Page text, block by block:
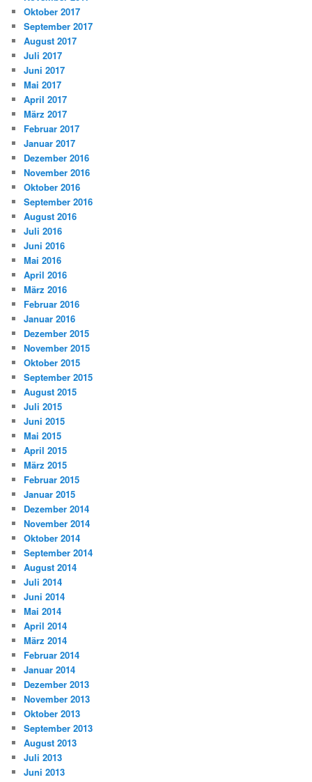
Oktober 2017
September 2017
August 2017
Juli 2017
Juni 2017
Mai 2017
April 2017
März 2017
Februar 2017
Januar 2017
Dezember 2016
November 2016
Oktober 2016
September 2016
August 2016
Juli 2016
Juni 2016
Mai 2016
April 2016
März 2016
Februar 2016
Januar 2016
Dezember 2015
November 2015
Oktober 2015
September 2015
August 2015
Juli 2015
Juni 2015
Mai 2015
April 2015
März 2015
Februar 2015
Januar 2015
Dezember 2014
November 2014
Oktober 2014
September 2014
August 2014
Juli 2014
Juni 2014
Mai 2014
April 2014
März 2014
Februar 2014
Januar 2014
Dezember 2013
November 2013
Oktober 2013
September 2013
August 2013
Juli 2013
Juni 2013